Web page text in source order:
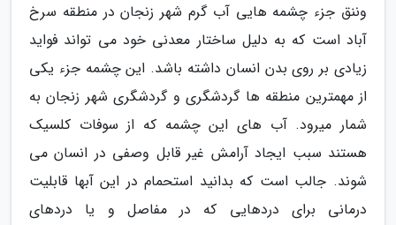
وننق جزء چشمه هایی آب گرم شهر زنجان در منطقه سرخ
آباد است که به دلیل ساختار معدنی خود می تواند فواید
زیادی بر روی بدن انسان داشته باشد. این چشمه جزء یکی
از مهمترین منطقه ها گردشگری و گردشگری شهر زنجان به
شمار میرود. آب های این چشمه که از سوفات کلسیک
هستند سبب ایجاد آرامش غیر قابل وصفی در انسان می
شوند. جالب است که بدانید استحمام در این آبها قابلیت
درمانی برای دردهایی که در مفاصل و یا دردهای